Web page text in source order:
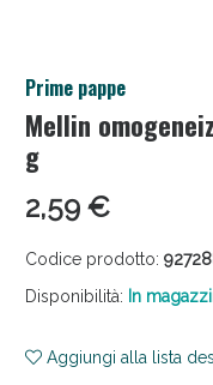
Prime pappe
Mellin
g
2,59 €
Codice prodotto:
Disponibilità: In
Aggiungi alla lista
Salini e